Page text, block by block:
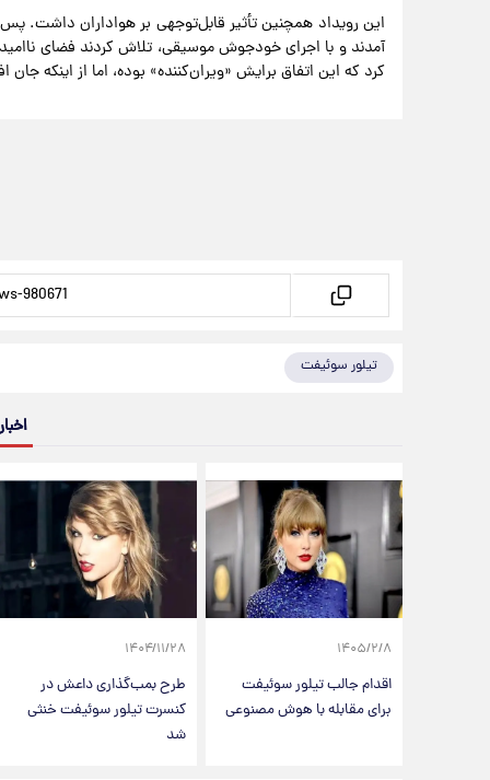
این رویداد همچنین تأثیر قابل‌توجهی بر هواداران داشت.
آمدند و با اجرای خودجوش موسیقی، تلاش کردند فضای
کرد که این اتفاق برایش «ویران‌کننده» بوده، اما از اینکه جان
تیلور سوئیفت
۱۴۰۵/۲/۸
اقدام جالب تیلور سوئیفت
برای مقابله با هوش مصنوعی
۱۴۰۴/۱۱/۲۸
طرح بمب‌گذاری داعش در
کنسرت تیلور سوئیفت خنثی
شد